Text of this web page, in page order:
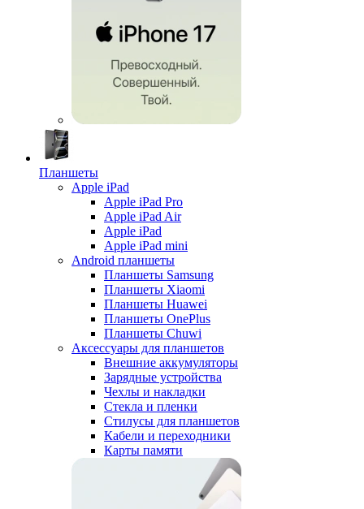
Планшеты
Apple iPad
Apple iPad Pro
Apple iPad Air
Apple iPad
Apple iPad mini
Android планшеты
Планшеты Samsung
Планшеты Xiaomi
Планшеты Huawei
Планшеты OnePlus
Планшеты Chuwi
Аксессуары для планшетов
Внешние аккумуляторы
Зарядные устройства
Чехлы и накладки
Стекла и пленки
Стилусы для планшетов
Кабели и переходники
Карты памяти